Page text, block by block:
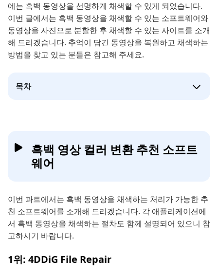
에는 흑백 동영상을 선명하게 채색할 수 있게 되었습니다.
이번 글에서는 흑백 동영상을 채색할 수 있는 소프트웨어와
동영상을 사진으로 분할한 후 채색할 수 있는 사이트를 소개
해 드리겠습니다. 추억이 담긴 동영상을 복원하고 채색하는
방법을 찾고 있는 분들은 참고해 주세요.
목차
흑백 영상 컬러 변환 추천 소프트
웨어
이번 파트에서는 흑백 동영상을 채색하는 처리가 가능한 추
천 소프트웨어를 소개해 드리겠습니다. 각 애플리케이션에
서 흑백 동영상을 채색하는 절차도 함께 설명되어 있으니 참
고하시기 바랍니다.
1위: 4DDiG File Repair